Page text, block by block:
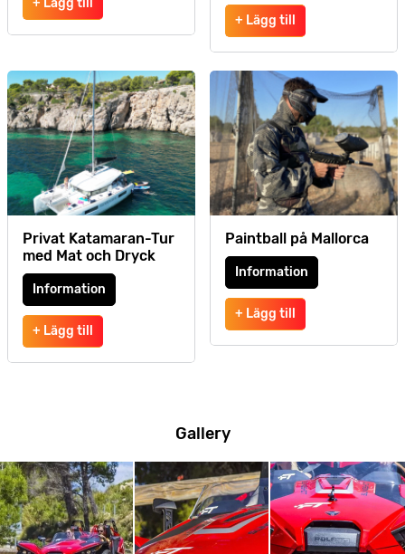
+ Lägg till
+ Lägg till
Privat Katamaran-Tur
med Mat och Dryck
Information
+ Lägg till
Paintball på Mallorca
Information
+ Lägg till
Gallery